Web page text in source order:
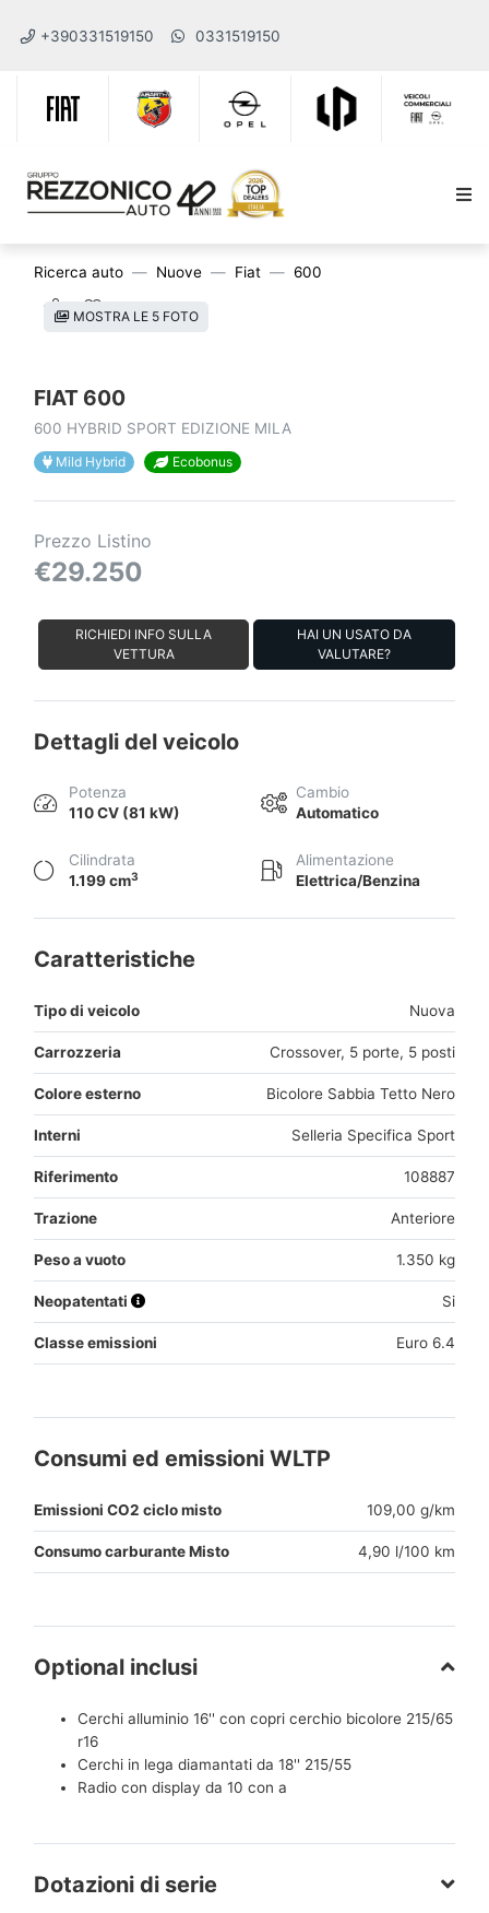
+390331519150 0331519150
Ricerca auto Nuove Fiat 600
MOSTRA LE 5 FOTO
FIAT 600
600 HYBRID SPORT EDIZIONE MILA
Mild Hybrid Ecobonus
Prezzo Listino
€29.250
RICHIEDI INFO SULLA
VETTURA
HAI UN USATO DA
VALUTARE?
Dettagli del veicolo
Potenza
110 CV (81 kW)
Cambio
Automatico
Cilindrata
1.199 cm3
Alimentazione
Elettrica/Benzina
Caratteristiche
Tipo di veicolo Nuova
Carrozzeria Crossover, 5 porte, 5 posti
Colore esterno Bicolore Sabbia Tetto Nero
Interni Selleria Specifica Sport
Riferimento 108887
Trazione Anteriore
Peso a vuoto 1.350 kg
Neopatentati Si
Classe emissioni Euro 6.4
Consumi ed emissioni WLTP
Emissioni CO2 ciclo misto 109,00 g/km
Consumo carburante Misto 4,90 l/100 km
Optional inclusi
Cerchi alluminio 16'' con copri cerchio bicolore 215/65
r16
Cerchi in lega diamantati da 18'' 215/55
Radio con display da 10 con a
Dotazioni di serie